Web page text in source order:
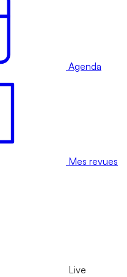
Agenda
Mes revues
Live